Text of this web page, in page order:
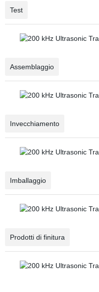
Test
Assemblaggio
Invecchiamento
Imballaggio
Prodotti di finitura